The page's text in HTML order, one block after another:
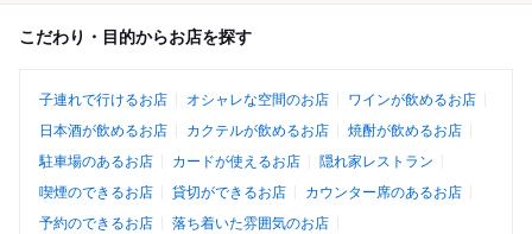
こだわり・目的からお店を探す
子連れで行けるお店 オシャレな空間のお店
ワインが飲めるお店
日本酒が飲めるお店
カクテルが飲めるお店
焼酎が飲めるお店
駐車場のあるお店
カードが使えるお店
隠れ家レストラン
喫煙のできるお店
貸切ができるお店
カウンター席のあるお店
予約のできるお店
落ち着いた雰囲気のお店